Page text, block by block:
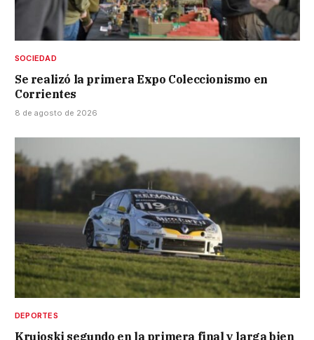
SOCIEDAD
Se realizó la primera Expo Coleccionismo en
Corrientes
8 de agosto de 2026
DEPORTES
Krujoski segundo en la primera final y larga bien